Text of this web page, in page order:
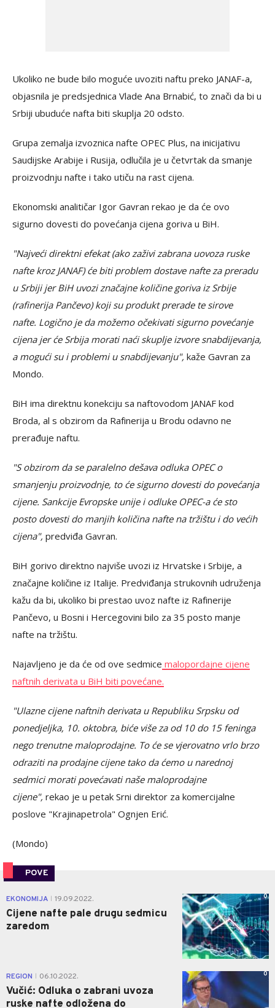
Ukoliko ne bude bilo moguće uvoziti naftu preko JANAF-a,
objasnila je predsjednica Vlade Ana Brnabić, to znači da bi u
Srbiji ubuduće nafta biti skuplja 20 odsto.
Grupa zemalja izvoznica nafte OPEC Plus, na inicijativu
Saudijske Arabije i Rusija, odlučila je u četvrtak da smanje
proizvodnju nafte i tako utiču na rast cijena.
Ekonomski analitičar Igor Gavran rekao je da će ovo
sigurno dovesti do povećanja cijena goriva u BiH.
"Najveći direktni efekat (ako zaživi zabrana uovoza ruske
nafte kroz JANAF) će biti problem dostave nafte za preradu
u Srbiji jer BiH uvozi značajne količine goriva iz Srbije
(rafinerija Pančevo) koji su produkt prerade te sirove
nafte. Logično je da možemo očekivati sigurno povećanje
cijena jer će Srbija morati naći skuplje izvore snabdijevanja,
a mogući su i problemi u snabdijevanju", kaže Gavran za
Mondo.
BiH ima direktnu konekciju sa naftovodom JANAF kod
Broda, al s obzirom da Rafinerija u Brodu odavno ne
prerađuje naftu.
"S obzirom da se paralelno dešava odluka OPEC o
smanjenju proizvodnje, to će sigurno dovesti do povećanja
cijene. Sankcije Evropske unije i odluke OPEC-a će sto
posto dovesti do manjih količina nafte na tržištu i do većih
cijena", predviđa Gavran.
BiH gorivo direktno najviše uvozi iz Hrvatske i Srbije, a
značajne količine iz Italije. Predviđanja strukovnih udruženja
kažu da bi, ukoliko bi prestao uvoz nafte iz Rafinerije
Pančevo, u Bosni i Hercegovini bilo za 35 posto manje
nafte na tržištu.
Najavljeno je da će od ove sedmice malopordajne cijene
naftnih derivata u BiH biti povećane.
"Ulazne cijene naftnih derivata u Republiku Srpsku od
ponedjeljka, 10. oktobra, biće više za od 10 do 15 feninga
nego trenutne maloprodajne. To će se vjerovatno vrlo brzo
odraziti na prodajne cijene tako da ćemo u narednoj
sedmici morati povećavati naše maloprodajne
cijene", rekao je u petak Srni direktor za komercijalne
poslove "Krajinapetrola" Ognjen Erić.
(Mondo)
POVE
EKONOMIJA 19.09.2022.
Cijene nafte pale drugu sedmicu
zaredom
0
REGION 06.10.2022.
Vučić: Odluka o zabrani uvoza
ruske nafte odložena do
0